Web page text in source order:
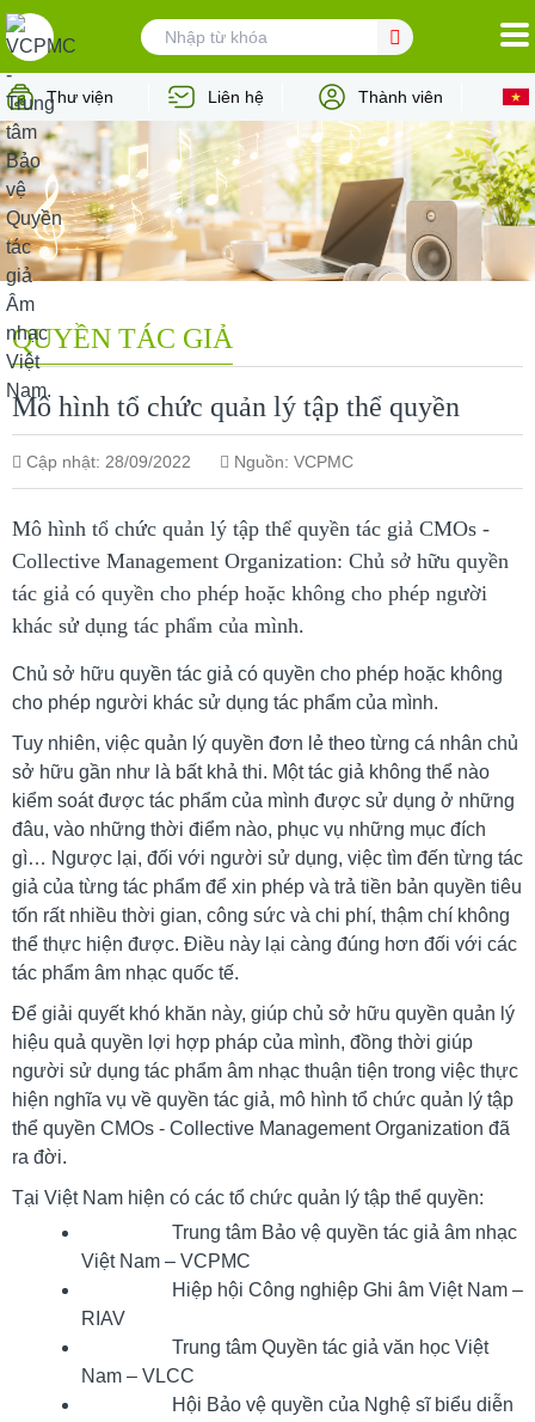
Thư viện Liên hệ Thành viên
QUYỀN TÁC GIẢ
Mô hình tổ chức quản lý tập thể quyền
Cập nhật: 28/09/2022 Nguồn: VCPMC
Mô hình tổ chức quản lý tập thể quyền tác giả CMOs -
Collective Management Organization: Chủ sở hữu quyền
tác giả có quyền cho phép hoặc không cho phép người
khác sử dụng tác phẩm của mình.
Chủ sở hữu quyền tác giả có quyền cho phép hoặc không
cho phép người khác sử dụng tác phẩm của mình.
Tuy nhiên, việc quản lý quyền đơn lẻ theo từng cá nhân chủ
sở hữu gần như là bất khả thi. Một tác giả không thể nào
kiểm soát được tác phẩm của mình được sử dụng ở những
đâu, vào những thời điểm nào, phục vụ những mục đích
gì… Ngược lại, đối với người sử dụng, việc tìm đến từng tác
giả của từng tác phẩm để xin phép và trả tiền bản quyền tiêu
tốn rất nhiều thời gian, công sức và chi phí, thậm chí không
thể thực hiện được. Điều này lại càng đúng hơn đối với các
tác phẩm âm nhạc quốc tế.
Để giải quyết khó khăn này, giúp chủ sở hữu quyền quản lý
hiệu quả quyền lợi hợp pháp của mình, đồng thời giúp
người sử dụng tác phẩm âm nhạc thuận tiện trong việc thực
hiện nghĩa vụ về quyền tác giả, mô hình tổ chức quản lý tập
thể quyền CMOs - Collective Management Organization đã
ra đời.
Tại Việt Nam hiện có các tổ chức quản lý tập thể quyền:
Trung tâm Bảo vệ quyền tác giả âm nhạc
Việt Nam – VCPMC
Hiệp hội Công nghiệp Ghi âm Việt Nam –
RIAV
Trung tâm Quyền tác giả văn học Việt
Nam – VLCC
Hội Bảo vệ quyền của Nghệ sĩ biểu diễn
TRANG CHỦ
VỀ VCPMC
TÁC GIẢ
NGƯỜI DÙNG
HỢP TÁC QUỐC TẾ
TIN TỨC - SỰ KIỆN
TƯ VẤN PHÁP LÝ